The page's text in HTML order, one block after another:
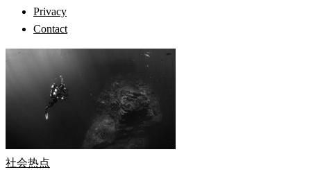
Privacy
Contact
社会热点